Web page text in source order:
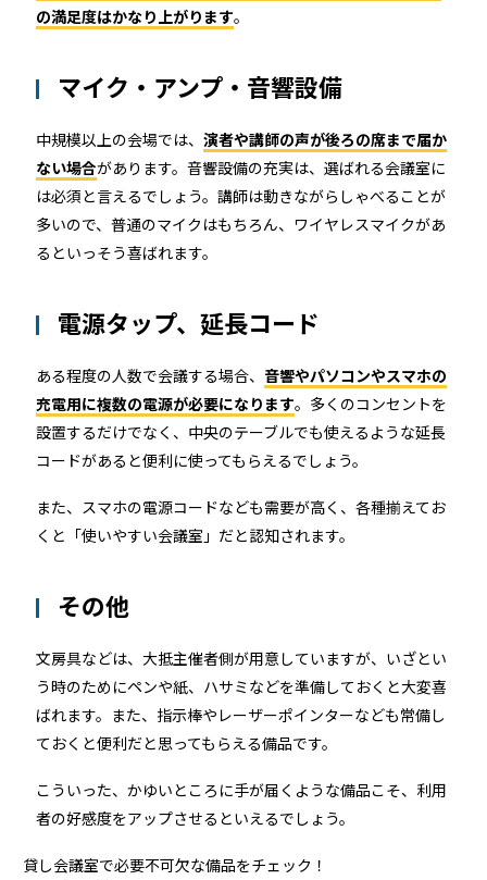
の満足度はかなり上がります。
マイク・アンプ・音響設備
中規模以上の会場では、 演者や講師の声が後ろの席まで届か
ない場合があります。音響設備の充実は、選ばれる会議室に
は必須と言えるでしょう。講師は動きながらしゃべることが
多いので、普通のマイクはもちろん、ワイヤレスマイクがあ
るといっそう喜ばれます。
電源タップ、延長コード
ある程度の人数で会議する場合、 音響やパソコンやスマホの
充電用に複数の電源が必要になります。多くのコンセントを
設置するだけでなく、中央のテーブルでも使えるような延長
コードがあると便利に使ってもらえるでしょう。
また、スマホの電源コードなども需要が高く、各種揃えてお
くと「使いやすい会議室」だと認知されます。
その他
文房具などは、大抵主催者側が用意していますが、いざとい
う時のためにペンや紙、ハサミなどを準備しておくと大変喜
ばれます。また、指示棒やレーザーポインターなども常備し
ておくと便利だと思ってもらえる備品です。
こういった、かゆいところに手が届くような備品こそ、利用
者の好感度をアップさせるといえるでしょう。
貸し会議室で必要不可欠な備品をチェック！